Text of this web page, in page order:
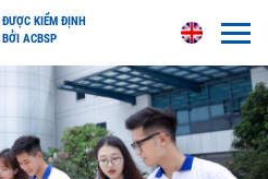
ĐƯỢC KIỂM ĐỊNH
BỞI ACBSP